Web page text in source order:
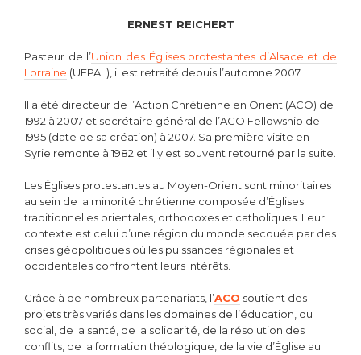
ERNEST REICHERT
Pasteur de l’Union des Églises protestantes d’Alsace et de
Lorraine (UEPAL), il est retraité depuis l’automne 2007.
Il a été directeur de l’Action Chrétienne en Orient (ACO) de
1992 à 2007 et secrétaire général de l’ACO Fellowship de
1995 (date de sa création) à 2007. Sa première visite en
Syrie remonte à 1982 et il y est souvent retourné par la suite.
Les Églises protestantes au Moyen-Orient sont minoritaires
au sein de la minorité chrétienne composée d’Églises
traditionnelles orientales, orthodoxes et catholiques. Leur
contexte est celui d’une région du monde secouée par des
crises géopolitiques où les puissances régionales et
occidentales confrontent leurs intérêts.
Grâce à de nombreux partenariats, l’ACO soutient des
projets très variés dans les domaines de l’éducation, du
social, de la santé, de la solidarité, de la résolution des
conflits, de la formation théologique, de la vie d’Église au